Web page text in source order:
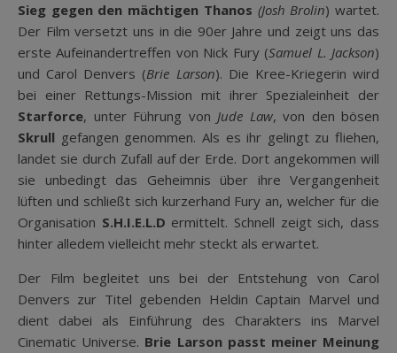
Sieg gegen den mächtigen Thanos (Josh Brolin) wartet.
Der Film versetzt uns in die 90er Jahre und zeigt uns das
erste Aufeinandertreffen von Nick Fury (Samuel L. Jackson)
und Carol Denvers (Brie Larson). Die Kree-Kriegerin wird
bei einer Rettungs-Mission mit ihrer Spezialeinheit der
Starforce, unter Führung von Jude Law, von den bösen
Skrull gefangen genommen. Als es ihr gelingt zu fliehen,
landet sie durch Zufall auf der Erde. Dort angekommen will
sie unbedingt das Geheimnis über ihre Vergangenheit
lüften und schließt sich kurzerhand Fury an, welcher für die
Organisation S.H.I.E.L.D ermittelt. Schnell zeigt sich, dass
hinter alledem vielleicht mehr steckt als erwartet.
Der Film begleitet uns bei der Entstehung von Carol
Denvers zur Titel gebenden Heldin Captain Marvel und
dient dabei als Einführung des Charakters ins Marvel
Cinematic Universe. Brie Larson passt meiner Meinung